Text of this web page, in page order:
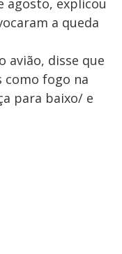
agosto, explicou
a queda
avião, disse que
como fogo na
para baixo/ e